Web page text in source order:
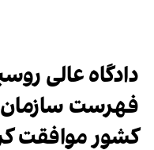
دادگاه عالی
فهرست
کشور موافقت